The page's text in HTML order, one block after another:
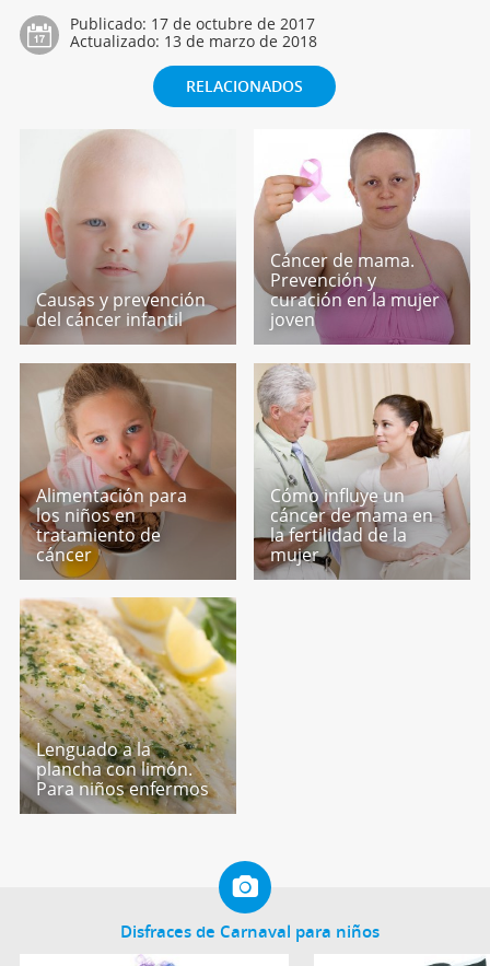
Publicado: 17 de octubre de 2017
Actualizado: 13 de marzo de 2018
RELACIONADOS
Causas y prevención
del cáncer infantil
Cáncer de mama.
Prevención y
curación en la mujer
joven
Alimentación para
los niños en
tratamiento de
cáncer
Cómo influye un
cáncer de mama en
la fertilidad de la
mujer
Lenguado a la
plancha con limón.
Para niños enfermos
Disfraces de Carnaval para niños